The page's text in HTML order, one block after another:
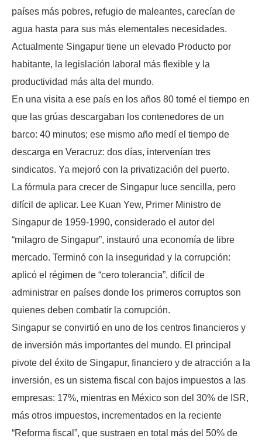
países más pobres, refugio de maleantes, carecían de
agua hasta para sus más elementales necesidades.
Actualmente Singapur tiene un elevado Producto por
habitante, la legislación laboral más flexible y la
productividad más alta del mundo.
En una visita a ese país en los años 80 tomé el tiempo en
que las grúas descargaban los contenedores de un
barco: 40 minutos; ese mismo año medí el tiempo de
descarga en Veracruz: dos días, intervenían tres
sindicatos. Ya mejoró con la privatización del puerto.
La fórmula para crecer de Singapur luce sencilla, pero
difícil de aplicar. Lee Kuan Yew, Primer Ministro de
Singapur de 1959-1990, considerado el autor del
“milagro de Singapur”, instauró una economía de libre
mercado. Terminó con la inseguridad y la corrupción:
aplicó el régimen de “cero tolerancia”, difícil de
administrar en países donde los primeros corruptos son
quienes deben combatir la corrupción.
Singapur se convirtió en uno de los centros financieros y
de inversión más importantes del mundo. El principal
pivote del éxito de Singapur, financiero y de atracción a la
inversión, es un sistema fiscal con bajos impuestos a las
empresas: 17%, mientras en México son del 30% de ISR,
más otros impuestos, incrementados en la reciente
“Reforma fiscal”, que sustraen en total más del 50% de